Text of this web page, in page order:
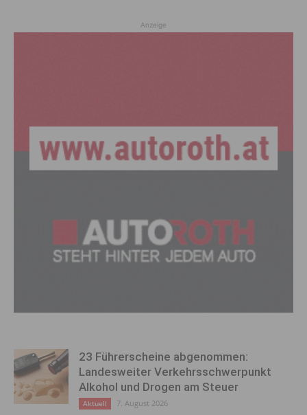
Anzeige
23 Führerscheine abgenommen:
Landesweiter Verkehrsschwerpunkt
Alkohol und Drogen am Steuer
Aktuell 7. August 2026